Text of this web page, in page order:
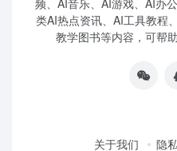
频、AI音乐、AI游戏、AI办
类AI热点资讯、AI工具教程
教学图书等内容，可帮
关于我们 隐